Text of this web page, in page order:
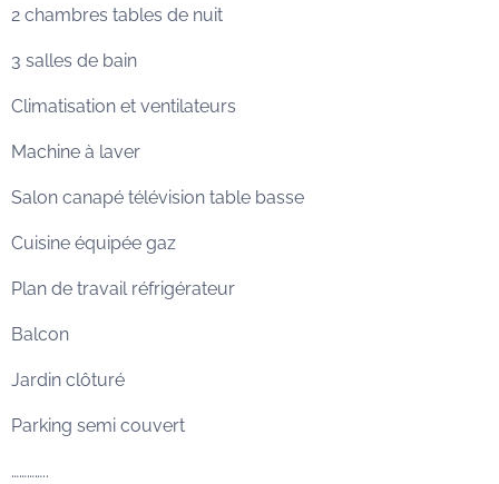
2 chambres tables de nuit
3 salles de bain
Climatisation et ventilateurs
Machine à laver
Salon canapé télévision table basse
Cuisine équipée gaz
Plan de travail réfrigérateur
Balcon
Jardin clôturé
Parking semi couvert
…………..